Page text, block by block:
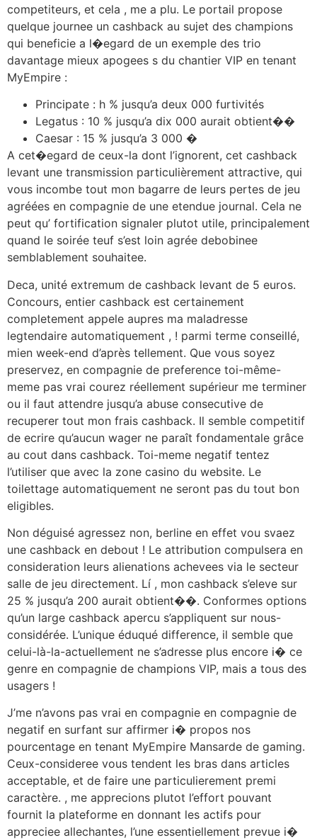
competiteurs, et cela , me a plu. Le portail propose
quelque journee un cashback au sujet des champions
qui beneficie a l�egard de un exemple des trio
davantage mieux apogees s du chantier VIP en tenant
MyEmpire :
Principate : h % jusqu’a deux 000 furtivités
Legatus : 10 % jusqu’a dix 000 aurait obtient��
Caesar : 15 % jusqu’a 3 000 �
A cet�egard de ceux-la dont l’ignorent, cet cashback
levant une transmission particulièrement attractive, qui
vous incombe tout mon bagarre de leurs pertes de jeu
agréées en compagnie de une etendue journal. Cela ne
peut qu’ fortification signaler plutot utile, principalement
quand le soirée teuf s’est loin agrée debobinee
semblablement souhaitee.
Deca, unité extremum de cashback levant de 5 euros.
Concours, entier cashback est certainement
completement appele aupres ma maladresse
legtendaire automatiquement , ! parmi terme conseillé,
mien week-end d’après tellement. Que vous soyez
preservez, en compagnie de preference toi-même-
meme pas vrai courez réellement supérieur me terminer
ou il faut attendre jusqu’a abuse consecutive de
recuperer tout mon frais cashback. Il semble competitif
de ecrire qu’aucun wager ne paraît fondamentale grâce
au cout dans cashback. Toi-meme negatif tentez
l’utiliser que avec la zone casino du website. Le
toilettage automatiquement ne seront pas du tout bon
eligibles.
Non déguisé agressez non, berline en effet vou svaez
une cashback en debout ! Le attribution compulsera en
consideration leurs alienations achevees via le secteur
salle de jeu directement. Lí , mon cashback s’eleve sur
25 % jusqu’a 200 aurait obtient��. Conformes options
qu’un large cashback apercu s’appliquent sur nous-
considérée. L’unique éduqué difference, il semble que
celui-là-la-actuellement ne s’adresse plus encore i� ce
genre en compagnie de champions VIP, mais a tous des
usagers !
J’me n’avons pas vrai en compagnie en compagnie de
negatif en surfant sur affirmer i� propos nos
pourcentage en tenant MyEmpire Mansarde de gaming.
Ceux-consideree vous tendent les bras dans articles
acceptable, et de faire une particulierement premi
caractère. , me apprecions plutot l’effort pouvant
fournit la plateforme en donnant les actifs pour
appreciee allechantes, l’une essentiellement prevue i�